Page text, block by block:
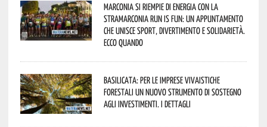
Marconia si riempie di energia con la
StraMarconia Run is Fun: un appuntamento
che unisce sport, divertimento e solidarietà.
Ecco quando
Basilicata: per le imprese vivaistiche
forestali un nuovo strumento di sostegno
agli investimenti. I dettagli